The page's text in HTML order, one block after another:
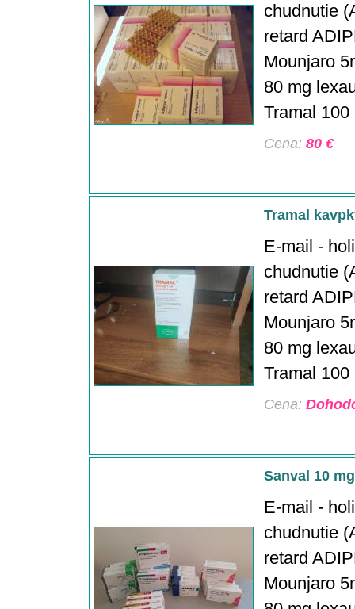
chudnutie
retard
Mounjaro
80 mg
Tramal
Cena: 80 €
Tramal
E-mail -
chudnutie
retard
Mounjaro
80 mg
Tramal
Cena:
Sanval 10
E-mail -
chudnutie
retard
Mounjaro